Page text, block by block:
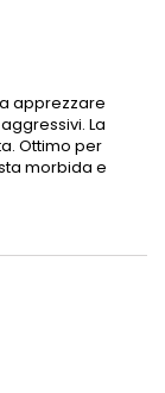
apprezzare
La
Ottimo per
morbida e